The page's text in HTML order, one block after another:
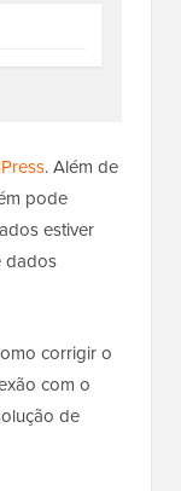
. Além de
pode
estiver
dados
corrigir o
com o
de